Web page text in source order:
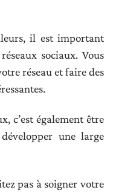
il est important
sociaux. Vous
réseau et faire des
c’est également être
une large
pas à soigner votre